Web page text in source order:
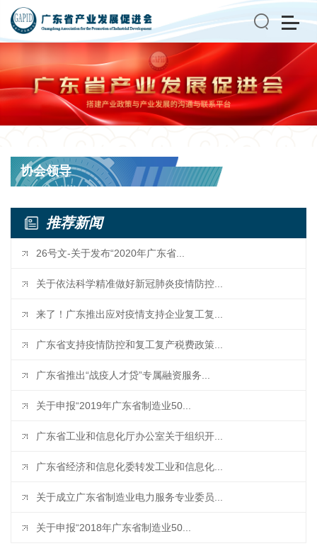
搜索
协会领导
推荐新闻
26号文-关于发布“2020年广东省...
关于依法科学精准做好新冠肺炎疫情防控...
来了！广东推出应对疫情支持企业复工复...
广东省支持疫情防控和复工复产税费政策...
广东省推出“战疫人才贷”专属融资服务...
关于申报“2019年广东省制造业50...
广东省工业和信息化厅办公室关于组织开...
广东省经济和信息化委转发工业和信息化...
关于成立广东省制造业电力服务专业委员...
关于申报“2018年广东省制造业50...